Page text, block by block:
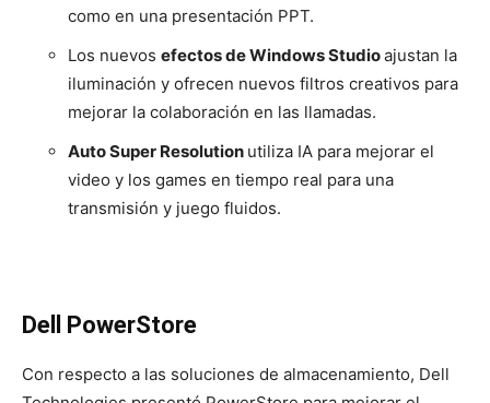
como en una presentación PPT.
Los nuevos efectos de Windows Studioajustan la
iluminación y ofrecen nuevos filtros creativos para
mejorar la colaboración en las llamadas.
Auto Super Resolution utiliza IA para mejorar el
video y los games en tiempo real para una
transmisión y juego fluidos.
Dell PowerStore
Con respecto a las soluciones de almacenamiento, Dell